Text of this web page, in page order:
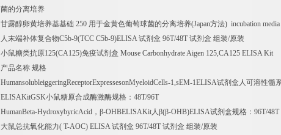
菌的分离培养
甘露醇卵黄培养基基础 250 用于金黄色葡萄球菌的分离培养(Japan方法) incubation media
人末端补体复合物C5b-9(TCC C5b-9)ELISA试剂盒 96T/48T 试剂盒 组装/原装
小鼠糖类抗原125(CA125)免疫试剂盒 Mouse Carbonhydrate Aigen 125,CA125 ELISA Kit
产品名称 规格
HumansolubleiggeringReceptorExpressesonMyeloidCells-1,sEM-1ELISA试剂盒人可溶性髓
ELISAKitGSK小鼠糖原合成酶激酶规格： 48T/96T
HumanBeta-HydroxybyricAcid ，β-OHBELISAKit人β(β-OHB)ELISA试剂盒规格： 96T/48T
大鼠总抗氧化能力( T-AOC) ELISA试剂盒 96T/48T 试剂盒 组装/原装